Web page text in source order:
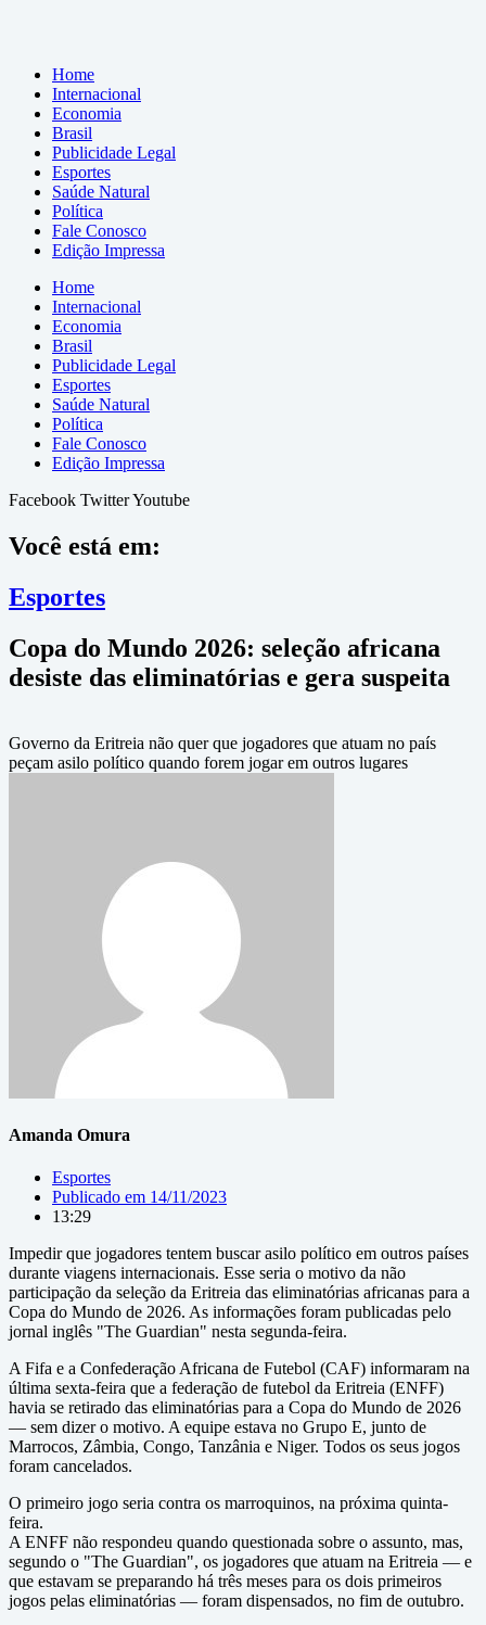
Home
Internacional
Economia
Brasil
Publicidade Legal
Esportes
Saúde Natural
Política
Fale Conosco
Edição Impressa
Home
Internacional
Economia
Brasil
Publicidade Legal
Esportes
Saúde Natural
Política
Fale Conosco
Edição Impressa
Facebook TwitterYoutube
Você está em:
Esportes
Copa do Mundo 2026: seleção africana
desiste das eliminatórias e gera suspeita
Governo da Eritreia não quer que jogadores que atuam no país
peçam asilo político quando forem jogar em outros lugares
Amanda Omura
Esportes
Publicado em 14/11/2023
13:29
Impedir que jogadores tentem buscar asilo político em outros países
durante viagens internacionais. Esse seria o motivo da não
participação da seleção da Eritreia das eliminatórias africanas para a
Copa do Mundo de 2026. As informações foram publicadas pelo
jornal inglês "The Guardian" nesta segunda-feira.
A Fifa e a Confederação Africana de Futebol (CAF) informaram na
última sexta-feira que a federação de futebol da Eritreia (ENFF)
havia se retirado das eliminatórias para a Copa do Mundo de 2026
— sem dizer o motivo. A equipe estava no Grupo E, junto de
Marrocos, Zâmbia, Congo, Tanzânia e Niger. Todos os seus jogos
foram cancelados.
O primeiro jogo seria contra os marroquinos, na próxima quinta-
feira.
A ENFF não respondeu quando questionada sobre o assunto, mas,
segundo o "The Guardian", os jogadores que atuam na Eritreia — e
que estavam se preparando há três meses para os dois primeiros
jogos pelas eliminatórias — foram dispensados, no fim de outubro.